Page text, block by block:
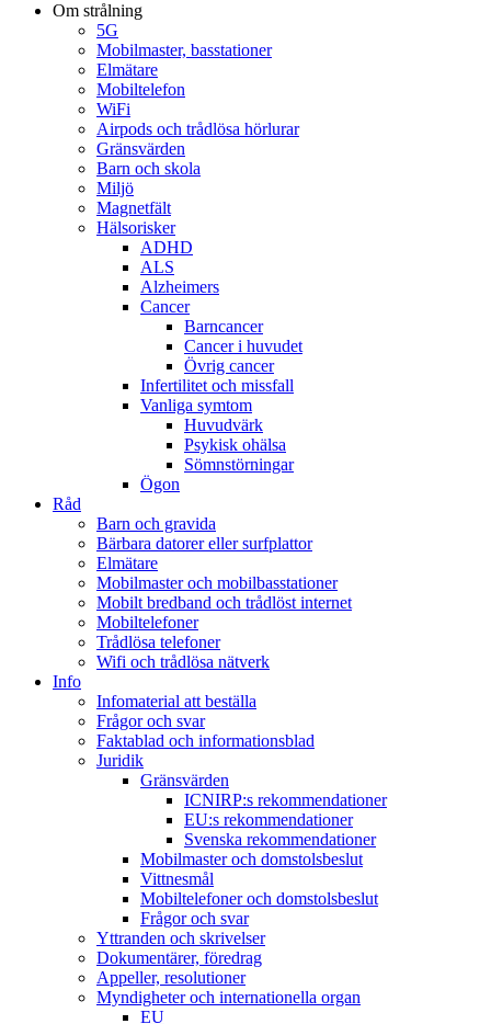
Om strålning
5G
Mobilmaster, basstationer
Elmätare
Mobiltelefon
WiFi
Airpods och trådlösa hörlurar
Gränsvärden
Barn och skola
Miljö
Magnetfält
Hälsorisker
ADHD
ALS
Alzheimers
Cancer
Barncancer
Cancer i huvudet
Övrig cancer
Infertilitet och missfall
Vanliga symtom
Huvudvärk
Psykisk ohälsa
Sömnstörningar
Ögon
Råd
Barn och gravida
Bärbara datorer eller surfplattor
Elmätare
Mobilmaster och mobilbasstationer
Mobilt bredband och trådlöst internet
Mobiltelefoner
Trådlösa telefoner
Wifi och trådlösa nätverk
Info
Infomaterial att beställa
Frågor och svar
Faktablad och informationsblad
Juridik
Gränsvärden
ICNIRP:s rekommendationer
EU:s rekommendationer
Svenska rekommendationer
Mobilmaster och domstolsbeslut
Vittnesmål
Mobiltelefoner och domstolsbeslut
Frågor och svar
Yttranden och skrivelser
Dokumentärer, föredrag
Appeller, resolutioner
Myndigheter och internationella organ
EU